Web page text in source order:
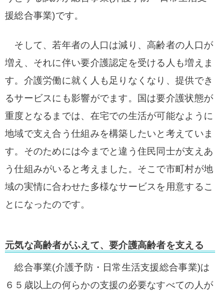
援総合事業)です。
そして、若年者の人口は減り、高齢者の人口が
増え、それに伴い要介護認定を受ける人も増えま
す。介護労働に就く人も足りなくなり、提供でき
るサービスにも影響がでます。国は要介護状態が
重度となるまでは、在宅での生活が可能なように
地域で支え合う仕組みを構築したいと考えていま
す。そのためには今までと違う住民同士が支えあ
う仕組みがいると考えました。そこで市町村が地
域の実情に合わせた多様なサービスを用意するこ
とになったのです。
元気な高齢者がふえて、要介護高齢者を支える
総合事業(介護予防・日常生活支援総合事業)は
６５歳以上の何らかの支援の必要なすべての人が